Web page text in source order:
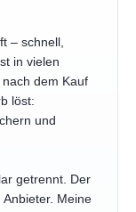
– schnell,
in vielen
dem Kauf
löst:
und
getrennt. Der
Meine